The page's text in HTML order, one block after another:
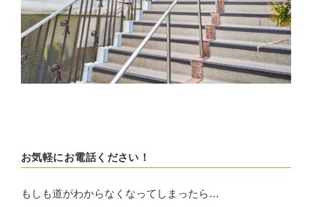
お気軽にお電話ください！
もしも道がわからなくなってしまったら…